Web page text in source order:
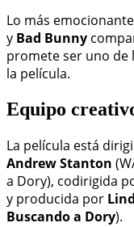
Lo más
y Bad Bunny
promete ser uno de
la película.
Equipo
La película está
Andrew Stanton
a Dory), codirigida
y producida por
Buscando a Dory).